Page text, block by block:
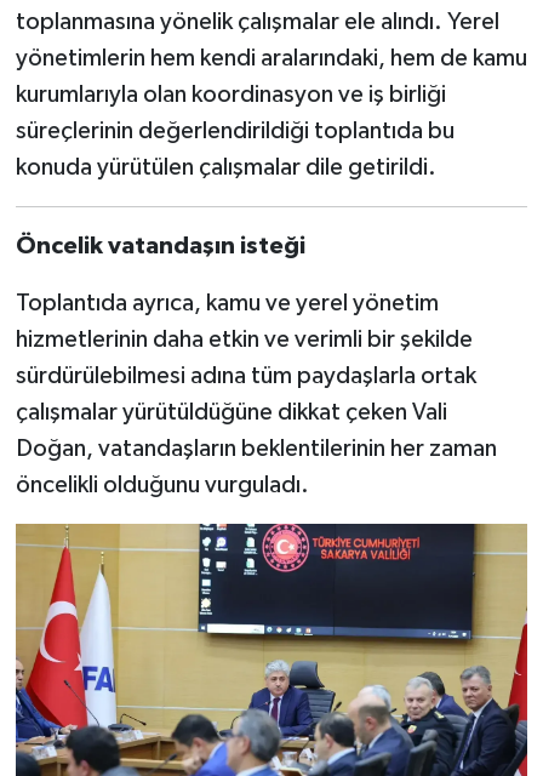
toplanmasına yönelik çalışmalar ele alındı. Yerel
yönetimlerin hem kendi aralarındaki, hem de kamu
kurumlarıyla olan koordinasyon ve iş birliği
süreçlerinin değerlendirildiği toplantıda bu
konuda yürütülen çalışmalar dile getirildi.
Öncelik vatandaşın isteği
Toplantıda ayrıca, kamu ve yerel yönetim
hizmetlerinin daha etkin ve verimli bir şekilde
sürdürülebilmesi adına tüm paydaşlarla ortak
çalışmalar yürütüldüğüne dikkat çeken Vali
Doğan, vatandaşların beklentilerinin her zaman
öncelikli olduğunu vurguladı.